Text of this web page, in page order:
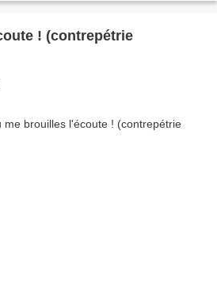
! (contrepétrie